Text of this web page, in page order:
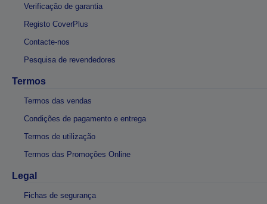
Verificação de garantia
Registo CoverPlus
Contacte-nos
Pesquisa de revendedores
Termos
Termos das vendas
Condições de pagamento e entrega
Termos de utilização
Termos das Promoções Online
Legal
Fichas de segurança